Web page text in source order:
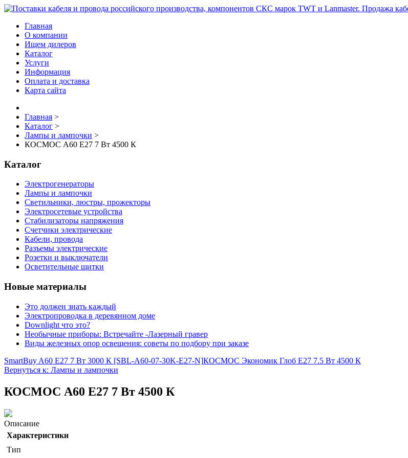
Главная
О компании
Ищем дилеров
Каталог
Услуги
Информация
Оплата и доставка
Карта сайта
Главная >
Каталог >
Лампы и лампочки >
КОСМОС A60 Е27 7 Вт 4500 К
Каталог
Электрогенераторы
Лампы и лампочки
Светильники, люстры, прожекторы
Электросетевые устройства
Стабилизаторы напряжения
Счетчики электрические
Кабели, провода
Разъемы электрические
Розетки и выключатели
Осветительные щитки
Новые материалы
Это должен знать каждый
Электропроводка в деревянном доме
Downlight что это?
Необычные приборы: Встречайте -Лазерный гравер
Виды железных опор освещения: советы по подбору при заказе
SmartBuy A60 E27 7 Вт 3000 К [SBL-A60-07-30K-E27-N]КОСМОС Экономик Глоб Е27 7.5 Вт 4500 К
Вернуться к: Лампы и лампочки
КОСМОС A60 Е27 7 Вт 4500 К
Описание
Характеристики
Тип